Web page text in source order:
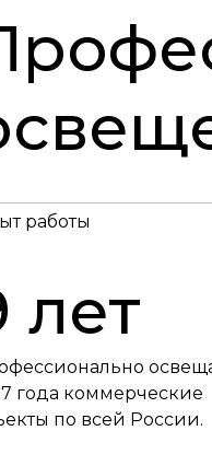
лет
работы
года коммерческие
по всей России.